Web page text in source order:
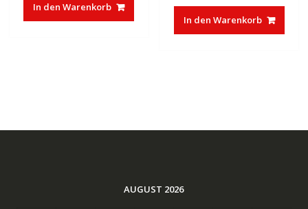
In den Warenkorb
In den Warenkorb
AUGUST 2026